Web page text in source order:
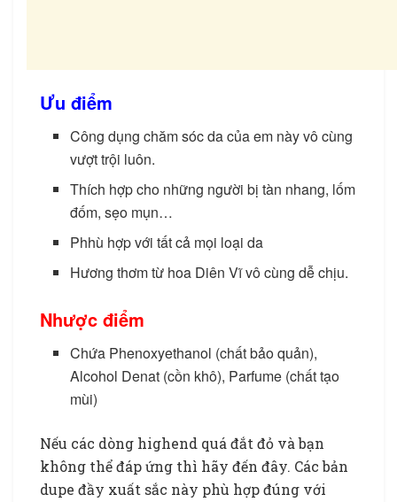
Ưu điểm
Công dụng chăm sóc da của em này vô cùng
vượt trội luôn.
Thích hợp cho những người bị tàn nhang, lốm
đốm, sẹo mụn…
Phhù hợp với tất cả mọi loại da
Hương thơm từ hoa Diên Vĩ vô cùng dễ chịu.
Nhược điểm
Chứa Phenoxyethanol (chất bảo quản),
Alcohol Denat (cồn khô), Parfume (chất tạo
mùi)
Nếu các dòng highend quá đắt đỏ và bạn
không thể đáp ứng thì hãy đến đây. Các bản
dupe đầy xuất sắc này phù hợp đúng với